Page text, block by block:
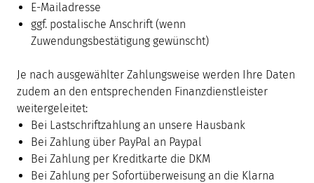
E-Mailadresse
ggf. postalische Anschrift (wenn
Zuwendungsbestätigung gewünscht)
Je nach ausgewählter Zahlungsweise werden Ihre Daten
zudem an den entsprechenden Finanzdienstleister
weitergeleitet:
Bei Lastschriftzahlung an unsere Hausbank
Bei Zahlung über PayPal an Paypal
Bei Zahlung per Kreditkarte die DKM
Bei Zahlung per Sofortüberweisung an die Klarna